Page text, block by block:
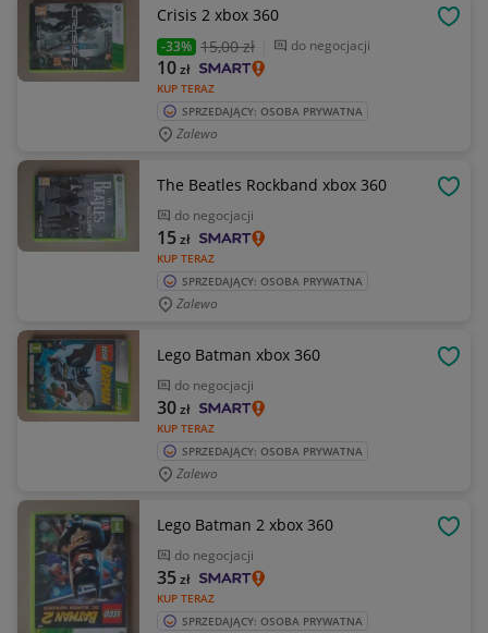
Crisis 2 xbox 360
-33% 15,00 zł do negocjacji
KUP TERAZ
10zł
SPRZEDAJĄCY: OSOBA PRYWATNA
Zalewo
The Beatles Rockband xbox 360
do negocjacji
KUP TERAZ
15zł
SPRZEDAJĄCY: OSOBA PRYWATNA
Zalewo
Lego Batman xbox 360
do negocjacji
KUP TERAZ
30zł
SPRZEDAJĄCY: OSOBA PRYWATNA
Zalewo
Lego Batman 2 xbox 360
do negocjacji
KUP TERAZ
35zł
SPRZEDAJĄCY: OSOBA PRYWATNA